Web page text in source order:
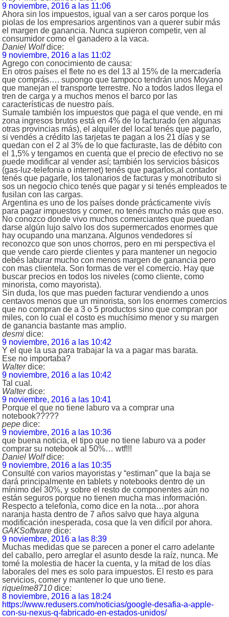
9 noviembre, 2016 a las 11:06
Ahora sin los impuestos, igual van a ser caros porque los
piolas de los empresarios argentinos van a querer subir más
el margen de ganancia. Nunca supieron competir, ven al
consumidor como el ganadero a la vaca.
Daniel Wolf dice:
9 noviembre, 2016 a las 11:02
Agrego con conocimiento de causa:
En otros países el flete no es del 13 al 15% de la mercadería
que comprás…. supongo que tampoco tendrán unos Moyano
que manejan el transporte terrestre. No a todos lados llega el
tren de carga y a muchos menos el barco por las
características de nuestro país.
Sumale también los impuestos que paga el que vende, en mi
zona ingresos brutos está en 4% de lo facturado (en algunas
otras provincias más), el alquiler del local tenés que pagarlo,
si vendés a crédito las tarjetas te pagan a los 21 días y se
quedan con el 2 al 3% de lo que facturaste, las de débito con
el 1,5% y tengamos en cuenta que el precio de efectivo no se
puede modificar al vender así; también los servicios básicos
(gas-luz-telefonia o internet) tenés que pagarlos,al contador
tenés que pagarle, los talonarios de facturas y monotributo si
sos un negocio chico tenés que pagar y si tenés empleados te
fusilan con las cargas.
Argentina es uno de los países donde prácticamente vivís
para pagar impuestos y comer, no tenés mucho más que eso.
No conozco donde vivo muchos comerciantes que puedan
darse algún lujo salvo los dos supermercados enormes que
hay ocupando una manzana. Algunos vendedores sí
reconozco que son unos chorros, pero en mi perspectiva el
que vende caro pierde clientes y para mantener un negocio
debés laburar mucho con menos margen de ganancia pero
con mas clientela. Son formas de ver el comercio. Hay que
buscar precios en todos los niveles (como cliente, como
minorista, como mayorista).
Sin duda, los que mas pueden facturar vendiendo a unos
centavos menos que un minorista, son los enormes comercios
que no compran de a 3 o 5 productos sino que compran por
miles, con lo cual el costo es muchísimo menor y su margen
de ganancia bastante mas amplio.
desmi dice:
9 noviembre, 2016 a las 10:42
Y el que la usa para trabajar la va a pagar mas barata.
Ese no importaba?
Walter dice:
9 noviembre, 2016 a las 10:42
Tal cual.
Walter dice:
9 noviembre, 2016 a las 10:41
Porque el que no tiene laburo va a comprar una
notebook?????
pepe dice:
9 noviembre, 2016 a las 10:36
que buena noticia, el tipo que no tiene laburo va a poder
comprar su notebook al 50%… wtf!!!
Daniel Wolf dice:
9 noviembre, 2016 a las 10:35
Consulté con varios mayoristas y “estiman” que la baja se
dará principalmente en tablets y notebooks dentro de un
mínimo del 30%, y sobre el resto de componentes aún no
están seguros porque no tienen mucha mas información.
Respecto a telefonía, como dice en la nota…por ahora
naranja hasta dentro de 7 años salvo que haya alguna
modificación inesperada, cosa que la ven difícil por ahora.
GAKSoftware dice:
9 noviembre, 2016 a las 8:39
Muchas medidas que se parecen a poner el carro adelante
del caballo, pero arreglar el asunto desde la raíz, nunca. Me
tomé la molestia de hacer la cuenta, y la mitad de los días
laborales del mes es solo para impuestos. El resto es para
servicios, comer y mantener lo que uno tiene.
riquelme8710 dice:
8 noviembre, 2016 a las 18:24
https://www.redusers.com/noticias/google-desafia-a-apple-
con-su-nexus-q-fabricado-en-estados-unidos/